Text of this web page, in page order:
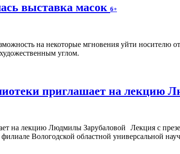
выставка масок 6+
на некоторые мгновения уйти носителю
углом.
приглашает на лекцию
Лекция с
филиале Вологодской областной универсальной